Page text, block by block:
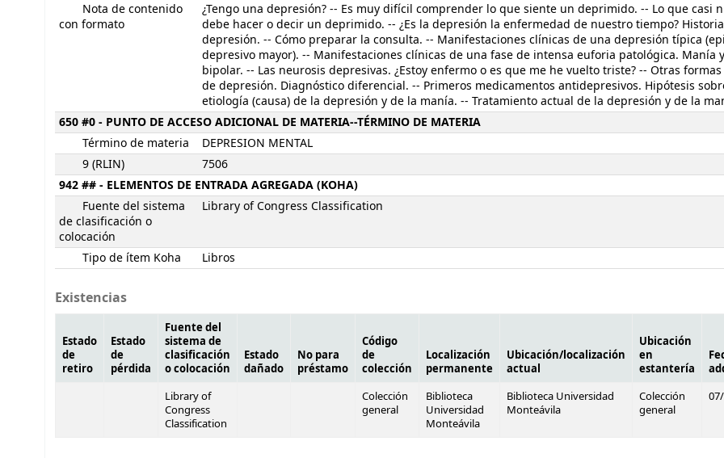
Nota de contenido
con formato
¿Tengo una depresión? -- Es muy difícil comprender lo que siente un deprimido. -- Lo que casi
debe hacer o decir un deprimido. -- ¿Es la depresión la enfermedad de nuestro tiempo?
depresión. -- Cómo preparar la consulta. -- Manifestaciones clínicas de una depresión típica
depresivo mayor). -- Manifestaciones clínicas de una fase de intensa euforia patológica. Manía
bipolar. -- Las neurosis depresivas. ¿Estoy enfermo o es que me he vuelto triste? -- Otras
de depresión. Diagnóstico diferencial. -- Primeros medicamentos antidepresivos. Hipótesis
etiología (causa) de la depresión y de la manía. -- Tratamiento actual de la depresión y de la
650 #0 - PUNTO DE ACCESO ADICIONAL DE MATERIA--TÉRMINO DE MATERIA
Término de materia
DEPRESION MENTAL
9 (RLIN)
7506
942 ## - ELEMENTOS DE ENTRADA AGREGADA (KOHA)
Fuente del sistema
de clasificación o
colocación
Library of Congress Classification
Tipo de ítem Koha Libros
Existencias
Estado
de
retiro
Estado
de
pérdida
Fuente del
sistema de
clasificación
o colocación
Estado
dañado
No para
préstamo
Código
de
colección
Localización
permanente
Ubicación/localización
actual
Ubicación
en
estantería
Library of
Congress
Classification
Colección
general
Biblioteca
Universidad
Monteávila
Biblioteca Universidad
Monteávila
Colección
general